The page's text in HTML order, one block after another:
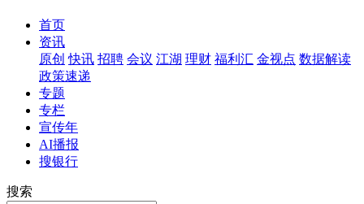
首页
资讯
原创 快讯 招聘 会议 江湖 理财 福利汇 金视点 数据解读
政策速递
专题
专栏
宣传年
AI播报
搜银行
搜索